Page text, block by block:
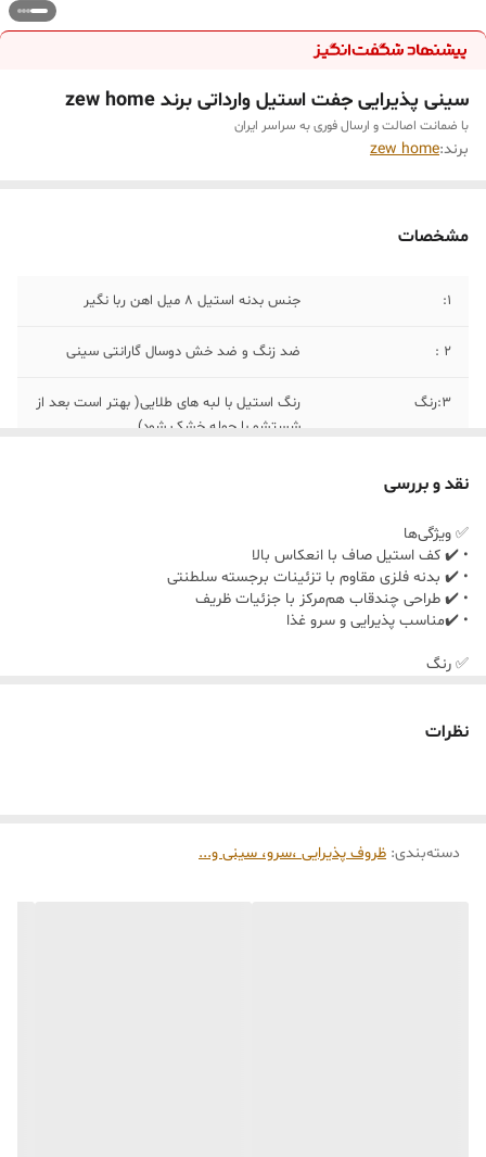
سینی پذیرایی جفت استیل وارداتی برند zew home
با ضمانت اصالت و ارسال فوری به سراسر ایران
برند:zew home
مشخصات
1: جنس بدنه استیل ۸ میل اهن ربا نگیر
۲ : ضد زنگ و ضد خش دوسال گارانتی سینی
۳:رنگ
رنگ استیل با لبه های طلایی( بهتر است بعد از
شستشو با حوله خشک شود)
۴::
۵:
۶۰سانت
۶: سایز کوچک ( طول ۳۰ سانت و عرض ۴۰سانت)
نقد و بررسی
✅ ویژگی‌ها
• ✔️ کف استیل صاف با انعکاس بالا
• ✔️ بدنه فلزی مقاوم با تزئینات برجسته سلطنتی
• ✔️ طراحی چندقاب هم‌مرکز با جزئیات ظریف
• ✔️مناسب پذیرایی و سرو غذا
✅ رنگ
• جلوه‌ای درخشان و رسمی
نظرات
دسته‌بندی: ظروف پذیرایی ،سرو، سینی و‌...